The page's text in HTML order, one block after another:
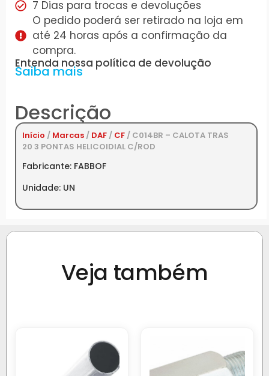
7 Dias para trocas e devoluções
O pedido poderá ser retirado na loja em
até 24 horas após a confirmação da
compra.
Entenda nossa política de devolução
Saiba mais
Descrição
Início / Marcas / DAF / CF / C014BR – CALOTA TRAS
20 3 PONTAS HELICOIDIAL C/ROD
Fabricante: FABBOF
Unidade: UN
Veja também